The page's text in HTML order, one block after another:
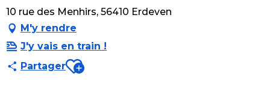
10 rue des Menhirs, 56410 Erdeven
M'y rendre
J'y vais en train !
PartagerAjouter aux favoris